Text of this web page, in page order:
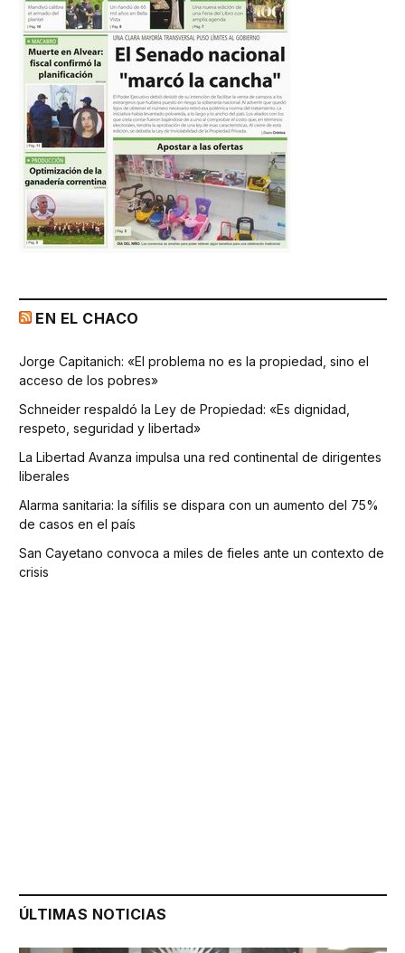
EN EL CHACO
Jorge Capitanich: «El problema no es la propiedad, sino el
acceso de los pobres»
Schneider respaldó la Ley de Propiedad: «Es dignidad,
respeto, seguridad y libertad»
La Libertad Avanza impulsa una red continental de dirigentes
liberales
Alarma sanitaria: la sífilis se dispara con un aumento del 75%
de casos en el país
San Cayetano convoca a miles de fieles ante un contexto de
crisis
ÚLTIMAS NOTICIAS